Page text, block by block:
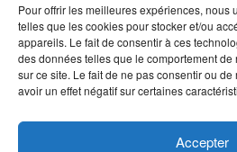
Pour offrir les meilleures expériences, nous
telles que les cookies pour stocker et/ou
appareils. Le fait de consentir à ces
des données telles que le comportement
sur ce site. Le fait de ne pas consentir ou
avoir un effet négatif sur certaines
Accepter
Combien de fois arroser un cactus ?
Quelles fleurs offrir pour la fête des
Idées de décoration avec fleurs séchées